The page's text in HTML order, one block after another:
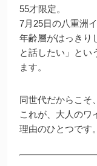
55才限定。
7月25日の八重洲
年齢層がはっきり
と話したい」とい
ます。
同世代だからこそ
これが、大人のワ
理由のひとつです。